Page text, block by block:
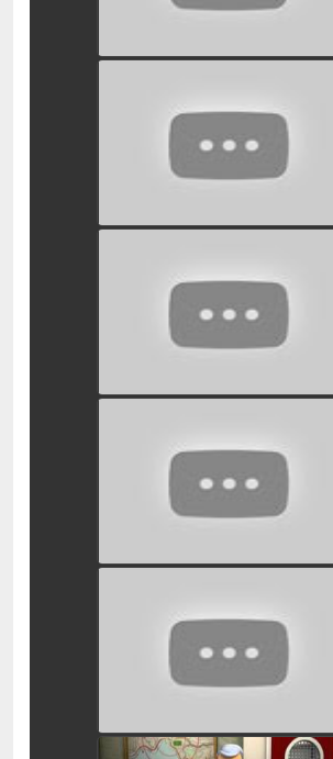
watch video
watch video
watch video
watch video